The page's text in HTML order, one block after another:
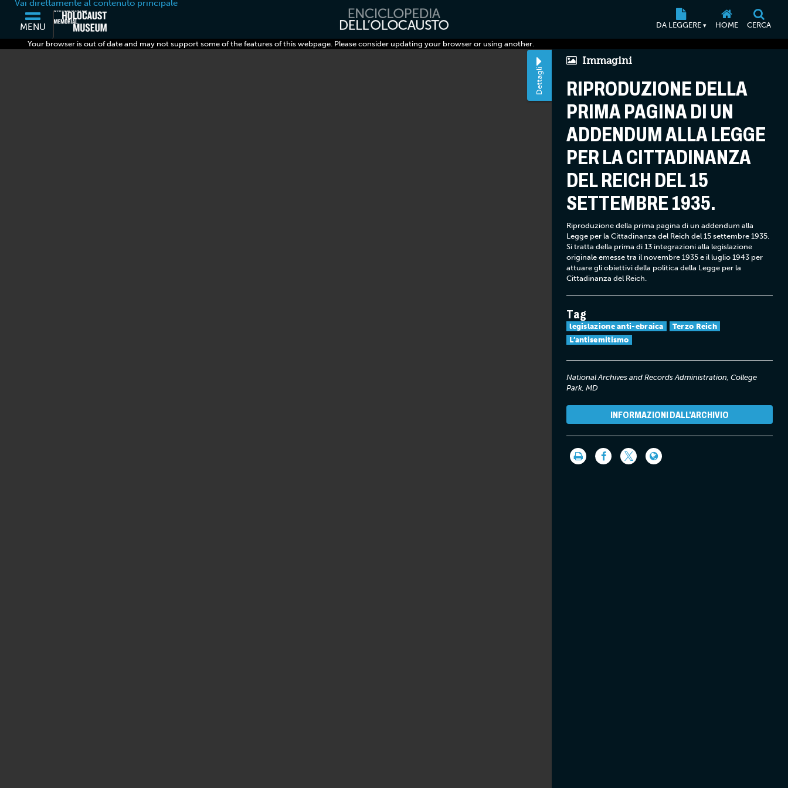
Vai direttamente al contenuto principale
MENU DA LEGGERE ▾ HOME CERCA
Your browser is out of date and may not support some of the features of this webpage. Please consider updating your browser or using another.
Dettagli
Immagini
RIPRODUZIONE DELLA
PRIMA PAGINA DI UN
ADDENDUM ALLA LEGGE
PER LA CITTADINANZA
DEL REICH DEL 15
SETTEMBRE 1935.
Riproduzione della prima pagina di un addendum alla
Legge per la Cittadinanza del Reich del 15 settembre 1935.
Si tratta della prima di 13 integrazioni alla legislazione
originale emesse tra il novembre 1935 e il luglio 1943 per
attuare gli obiettivi della politica della Legge per la
Cittadinanza del Reich.
Tag
legislazione anti-ebraica
Terzo Reich
L’antisemitismo
National Archives and Records Administration, College
Park, MD
INFORMAZIONI DALL'ARCHIVIO